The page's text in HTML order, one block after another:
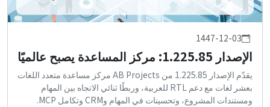
1447-12-03
الإصدار 1.225.85: مركز المساعدة يصبح عالميًا
يقدّم الإصدار 1.225.85 من AB Projects مركز مساعدة متعدد اللغات
بعشر لغات مع دعم RTL للعربية، وربطًا ثنائي الاتجاه بين المهام
ومستندات المشروع، وتحسينات في المهام وCRM وتكامل MCP.